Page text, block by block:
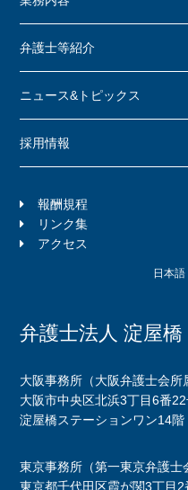
弁護士等紹介
ニュース&トピックス
採用情報
報酬規程
リンク集
アクセス
日本語
弁護士法人 淀屋橋
大阪事務所（大阪弁護士会所
大阪市中央区北浜3丁目6番
淀屋橋ステーションワン14階
東京事務所（第一東京弁護士
東京都千代田区霞が関3丁目